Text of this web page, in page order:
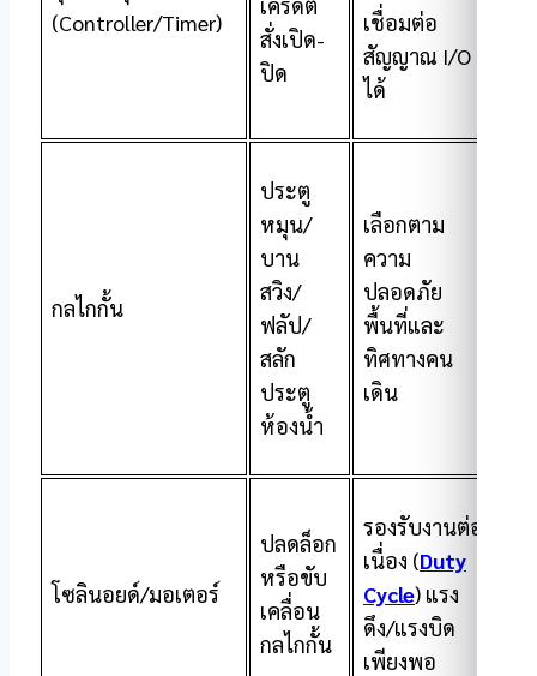
(Controller/Timer)
สั่งเปิด-
ปิด
เชื่อมต่อ
สัญญาณ I/O
ได้
กลไกกั้น
ประตู
หมุน/
บาน
สวิง/
ฟลัป/
สลัก
ประตู
ห้องน้ำ
เลือกตาม
ความ
ปลอดภัย
พื้นที่และ
ทิศทางคน
เดิน
โซลินอยด์/มอเตอร์
ปลดล็อก
หรือขับ
เคลื่อน
กลไกกั้น
รองรับงานต่อ
เนื่อง (Duty
Cycle) แรง
ดึง/แรงบิด
เพียงพอ